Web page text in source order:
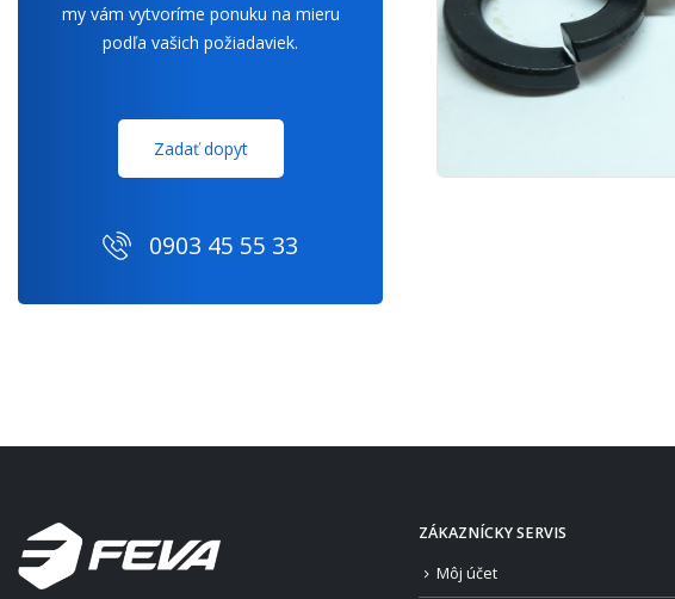
my vám vytvoríme ponuku na mieru
podľa vašich požiadaviek.
Zadať dopyt
0903 45 55 33
ZÁKAZNÍCKY SERVIS
Môj účet